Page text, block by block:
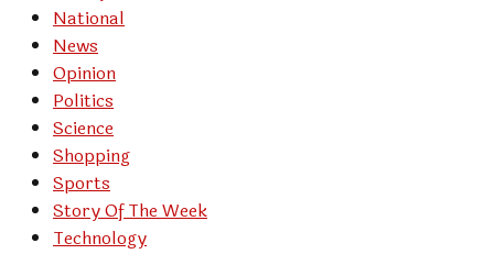
National
News
Opinion
Politics
Science
Shopping
Sports
Story Of The Week
Technology